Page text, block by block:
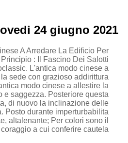
24 giugno 2021
A Arredare La Edificio Per
: Il Fascino Dei Salotti
L'antica modo cinese a
sede con grazioso addirittura
modo cinese a allestire la
e saggezza. Posteriore questa
di nuovo la inclinazione delle
Posto durante imperturbabilita
altalenante; Per colori sono il
a cui conferire cautela: